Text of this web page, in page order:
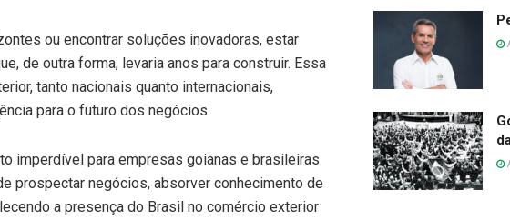
ou encontrar soluções inovadoras, estar
de outra forma, levaria anos para construir. Essa
tanto nacionais quanto internacionais,
para o futuro dos negócios.
imperdível para empresas goianas e brasileiras
prospectar negócios, absorver conhecimento de
a presença do Brasil no comércio exterior